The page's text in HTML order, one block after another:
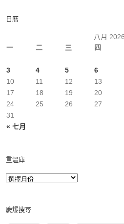
日曆
八月 2026
一
二 三 四
« 七月
3
4 5 6
10
11 12 13
17
18 19 20
24
25 26 27
31
重溫庫
慶爆搜尋